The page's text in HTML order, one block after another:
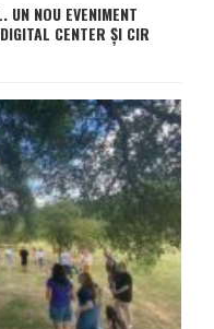
UN NOU EVENIMENT
CENTER ȘI CIR